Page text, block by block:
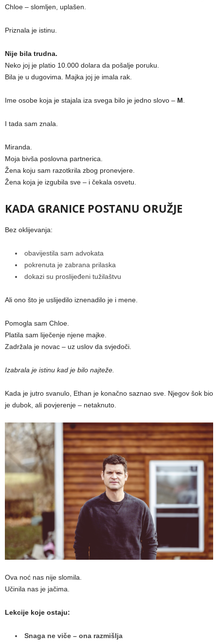
Chloe – slomljen, uplašen.
Priznala je istinu.
Nije bila trudna.
Neko joj je platio 10.000 dolara da pošalje poruku.
Bila je u dugovima. Majka joj je imala rak.
Ime osobe koja je stajala iza svega bilo je jedno slovo – M
I tada sam znala.
Miranda.
Moja bivša poslovna partnerica.
Žena koju sam razotkrila zbog pronevjere.
Žena koja je izgubila sve – i čekala osvetu.
KADA GRANICE POSTANU ORUŽJE
Bez oklijevanja:
obavijestila sam advokata
pokrenuta je zabrana prilaska
dokazi su proslijeđeni tužilaštvu
Ali ono što je uslijedilo iznenadilo je i mene.
Pomogla sam Chloe.
Platila sam liječenje njene majke.
Zadržala je novac – uz uslov da svjedoči.
Izabrala je istinu kad je bilo najteže.
Kada je jutro svanulo, Ethan je konačno saznao sve. Njegov šok bio
je dubok, ali povjerenje – netaknuto.
Ova noć nas nije slomila.
Učinila nas je jačima.
Lekcije koje ostaju:
Snaga ne viče – ona razmišlja